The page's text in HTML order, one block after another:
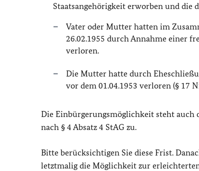
Staatsangehörigkeit erworben und die
Vater oder Mutter hatten im
26.02.1955 durch Annahme einer
verloren.
Die Mutter hatte durch
vor dem 01.04.1953 verloren (§ 17
Die Einbürgerungsmöglichkeit steht auch
nach § 4 Absatz 4 StAG zu.
Bitte berücksichtigen Sie diese Frist.
letztmalig die Möglichkeit zur